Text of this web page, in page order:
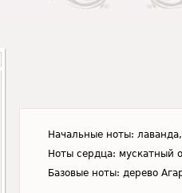
Начальные ноты:
Ноты сердца: мускатный
Базовые ноты: дерево